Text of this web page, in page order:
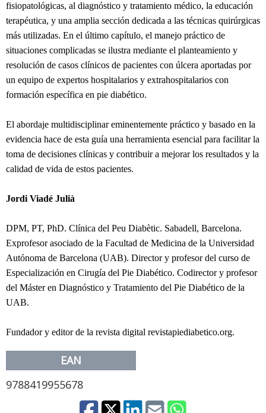
fisiopatológicas, al diagnóstico y tratamiento médico, la educación
terapéutica, y una amplia sección dedicada a las técnicas quirúrgicas
más utilizadas. En el último capítulo, el manejo práctico de
situaciones complicadas se ilustra mediante el planteamiento y
resolución de casos clínicos de pacientes con úlcera aportadas por
un equipo de expertos hospitalarios y extrahospitalarios con
formación específica en pie diabético.
El abordaje multidisciplinar eminentemente práctico y basado en la
evidencia hace de esta guía una herramienta esencial para facilitar la
toma de decisiones clínicas y contribuir a mejorar los resultados y la
calidad de vida de estos pacientes.
Jordi Viadé Julià
DPM, PT, PhD. Clínica del Peu Diabètic. Sabadell, Barcelona.
Exprofesor asociado de la Facultad de Medicina de la Universidad
Autónoma de Barcelona (UAB). Director y profesor del curso de
Especialización en Cirugía del Pie Diabético. Codirector y profesor
del Máster en Diagnóstico y Tratamiento del Pie Diabético de la
UAB.
Fundador y editor de la revista digital revistapiediabetico.org.
EAN
9788419955678